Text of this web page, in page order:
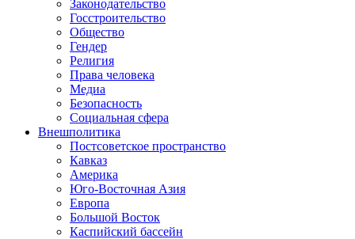
Законодательство
Госстроительство
Общество
Гендер
Религия
Права человека
Медиа
Безопасность
Социальная сфера
Внешполитика
Постсоветское пространство
Кавказ
Америка
Юго-Восточная Азия
Европа
Большой Восток
Каспийский бассейн